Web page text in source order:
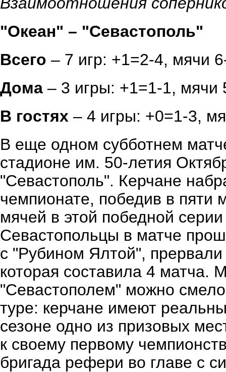
"Океан" – "Севастополь"
Всего – 7 игр: +1=2-4, мячи
Дома – 3 игры: +1=1-1, мячи
В гостях – 4 игры: +0=1-3,
В еще одном субботнем
стадионе им. 50-летия
"Севастополь". Керчане
чемпионате, победив в пяти
мячей в этой победной
Севастопольцы в матче
с "Рубином Ялтой",
которая составила 4 матча.
"Севастополем" можно
туре: керчане имеют
сезоне одно из призовых
к своему первому
бригада рефери во главе с